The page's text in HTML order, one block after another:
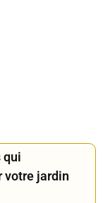
qui
votre jardin